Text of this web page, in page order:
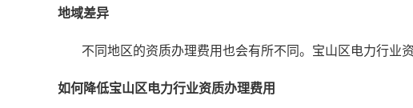
地域差异
不同地区的资质办理费用也会有所不同。宝山区电力行业
如何降低宝山区电力行业资质办理费用